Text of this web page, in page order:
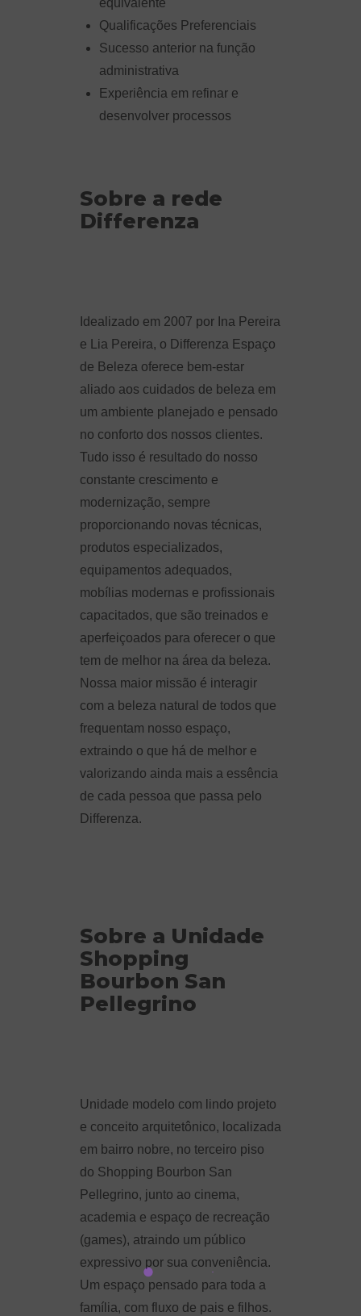
equivalente
Qualificações Preferenciais
Sucesso anterior na função
administrativa
Experiência em refinar e
desenvolver processos
Sobre a rede
Differenza
Idealizado em 2007 por Ina Pereira
e Lia Pereira, o Differenza Espaço
de Beleza oferece bem-estar
aliado aos cuidados de beleza em
um ambiente planejado e pensado
no conforto dos nossos clientes.
Tudo isso é resultado do nosso
constante crescimento e
modernização, sempre
proporcionando novas técnicas,
produtos especializados,
equipamentos adequados,
mobílias modernas e profissionais
capacitados, que são treinados e
aperfeiçoados para oferecer o que
tem de melhor na área da beleza.
Nossa maior missão é interagir
com a beleza natural de todos que
frequentam nosso espaço,
extraindo o que há de melhor e
valorizando ainda mais a essência
de cada pessoa que passa pelo
Differenza.
Sobre a Unidade
Shopping
Bourbon San
Pellegrino
Unidade modelo com lindo projeto
e conceito arquitetônico, localizada
em bairro nobre, no terceiro piso
do Shopping Bourbon San
Pellegrino, junto ao cinema,
academia e espaço de recreação
(games), atraindo um público
expressivo por sua conveniência.
Um espaço pensado para toda a
família, com fluxo de pais e filhos.